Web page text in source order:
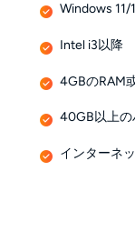
Windows
Intel i3以降
4GBのRAM
40GB以上
インターネ